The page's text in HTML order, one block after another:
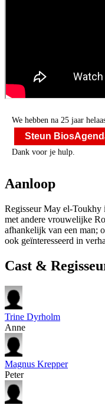
We hebben na 25 jaar
Steun
Dank voor je hulp.
Aanloop
Regisseur May el-Toukhy
met andere vrouwelijke
afhankelijk van een man;
ook geïnteresseerd in
Cast &
Trine Dyrholm
Anne
Magnus Krepper
Peter